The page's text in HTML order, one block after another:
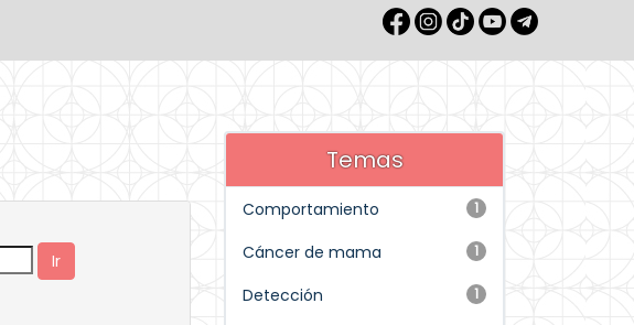
Temas
1
Comportamiento
1
Cáncer de mama
1
Detección